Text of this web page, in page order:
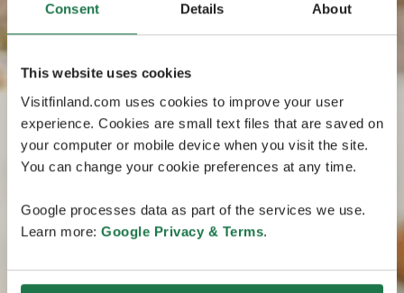
Consent Details About
This website uses cookies
Visitfinland.com uses cookies to improve your user
experience. Cookies are small text files that are saved on
your computer or mobile device when you visit the site.
You can change your cookie preferences at any time.
Google processes data as part of the services we use.
Learn more: Google Privacy & Terms.